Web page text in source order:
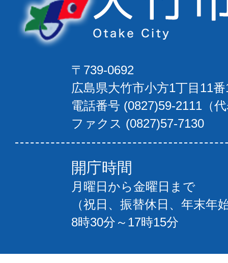
〒739-0692
広島県大竹市小方1丁目11
電話番号 (0827)59-2111（
ファクス (0827)57-7130
開庁時間
月曜日から金曜日まで
（祝日、振替休日、年末年
8時30分～17時15分